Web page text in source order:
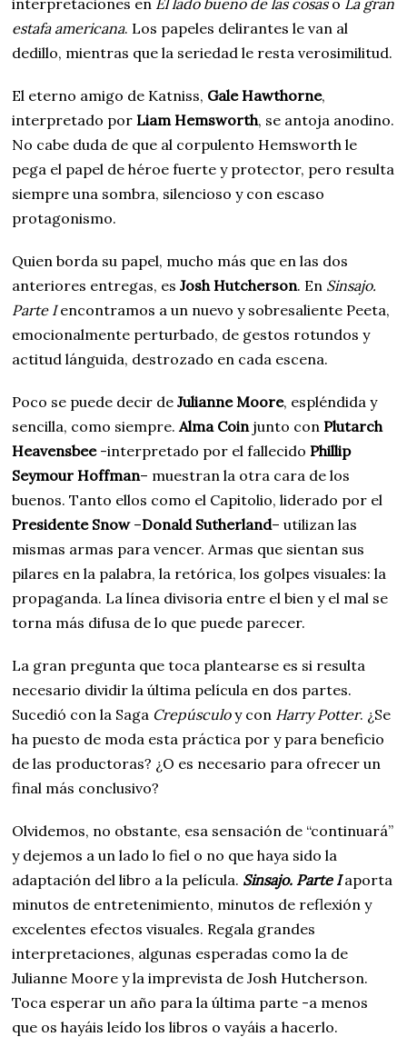
estafa americana. Los papeles delirantes le van al
dedillo, mientras que la seriedad le resta verosimilitud.
El eterno amigo de Katniss, Gale Hawthorne,
interpretado por Liam Hemsworth, se antoja anodino.
No cabe duda de que al corpulento Hemsworth le
pega el papel de héroe fuerte y protector, pero resulta
siempre una sombra, silencioso y con escaso
protagonismo.
Quien borda su papel, mucho más que en las dos
anteriores entregas, esJosh Hutcherson. En Sinsajo.
Parte Iencontramos a un nuevo y sobresaliente Peeta,
emocionalmente perturbado, de gestos rotundos y
actitud lánguida, destrozado en cada escena.
Poco se puede decir deJulianne Moore, espléndida y
sencilla, como siempre.Alma Coin junto con Plutarch
Heavensbee-interpretado por el fallecido Phillip
Seymour Hoffman– muestran la otra cara de los
buenos. Tanto ellos como el Capitolio, liderado por el
Presidente Snow–Donald Sutherland– utilizan las
mismas armas para vencer. Armas que sientan sus
pilares en la palabra, la retórica, los golpes visuales: la
propaganda. La línea divisoria entre el bien y el mal se
torna más difusa de lo que puede parecer.
La gran pregunta que toca plantearse es si resulta
necesario dividir la última película en dos partes.
Sucedió con la Saga Crepúsculoy con Harry Potter. ¿Se
ha puesto de moda esta práctica por y para beneficio
de las productoras? ¿O es necesario para ofrecer un
final más conclusivo?
Olvidemos, no obstante, esa sensación de “continuará”
y dejemos a un lado lo fiel o no que haya sido la
adaptación del libro a la película. Sinsajo. Parte Iaporta
minutos de entretenimiento, minutos de reflexión y
excelentes efectos visuales. Regala grandes
interpretaciones, algunas esperadas como la de
Julianne Moore y la imprevista de Josh Hutcherson.
Toca esperar un año para la última parte -a menos
que os hayáis leído los libros o vayáis a hacerlo.